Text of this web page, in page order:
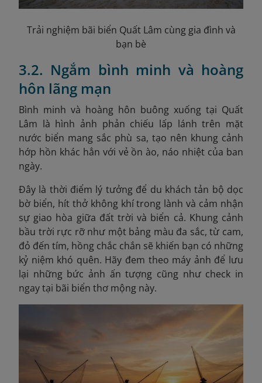
Trải nghiệm bãi biển Quất Lâm cùng gia đình và
bạn bè
3.2. Ngắm bình minh và hoàng
hôn lãng mạn
Bình minh và hoàng hôn buông xuống tại Quất
Lâm là hình ảnh phản chiếu lấp lánh trên mặt
nước biển mang sắc phù sa, tạo nên khung cảnh
hớp hồn khác hẳn với vẻ ồn ào, náo nhiệt của ban
ngày.
Đây là thời điểm lý tưởng để du khách tản bộ dọc
bờ biển, hít thở không khí trong lành và cảm nhận
sự giao hòa giữa đất trời và biển cả. Khung cảnh
bầu trời rực rỡ như một bảng màu đa sắc, từ cam,
đỏ đến tím, hồng chắc chắn sẽ khiến bạn có những
kỷ niệm khó quên. Hãy đem theo máy ảnh để lưu
lại những bức ảnh ấn tượng cũng như check in
ngay tại bãi biển thơ mộng này.